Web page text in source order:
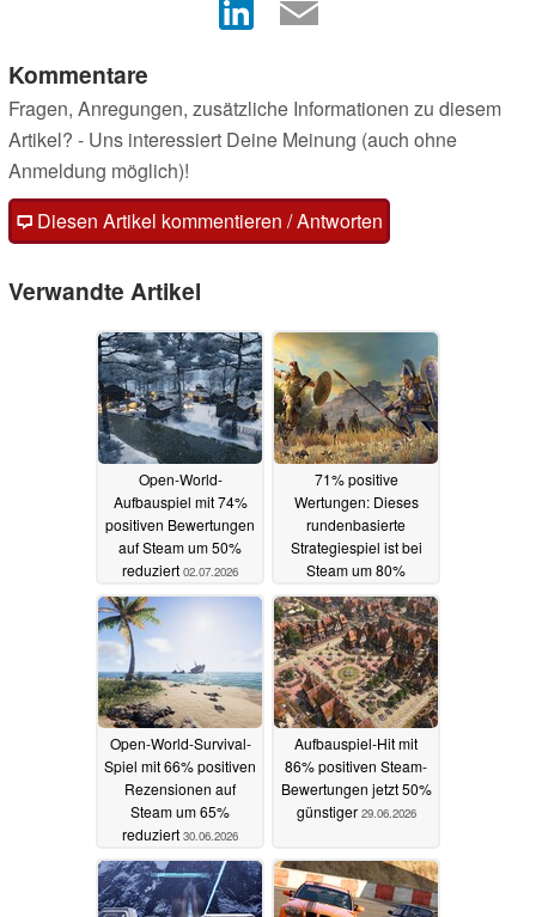
Kommentare
Fragen, Anregungen, zusätzliche Informationen zu diesem
Artikel? - Uns interessiert Deine Meinung (auch ohne
Anmeldung möglich)!
Diesen Artikel kommentieren / Antworten
Verwandte Artikel
Open-World-
Aufbauspiel mit 74%
positiven Bewertungen
auf Steam um 50%
reduziert 02.07.2026
71% positive
Wertungen: Dieses
rundenbasierte
Strategiespiel ist bei
Steam um 80%
reduziert01.07.2026
Open-World-Survival-
Spiel mit 66% positiven
Rezensionen auf
Steam um 65%
reduziert 30.06.2026
Aufbauspiel-Hit mit
86% positiven Steam-
Bewertungen jetzt 50%
günstiger 29.06.2026